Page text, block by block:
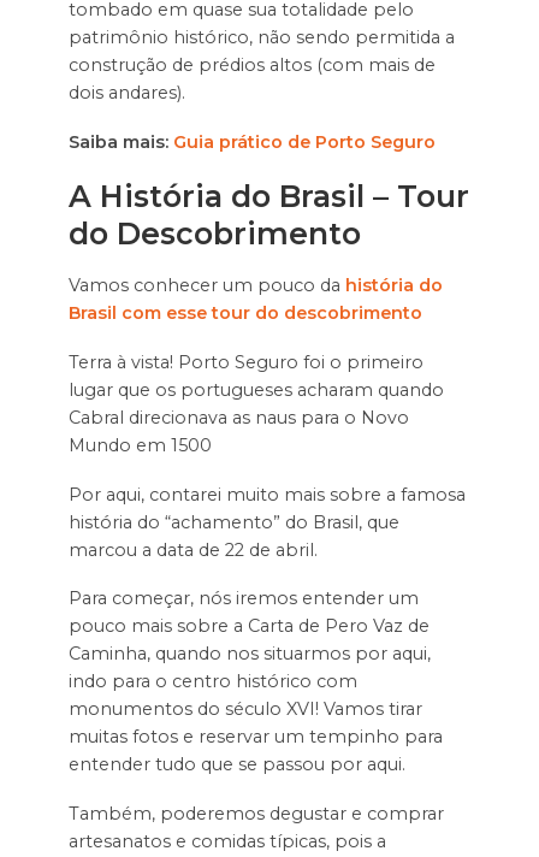
tombado em quase sua totalidade pelo
patrimônio histórico, não sendo permitida a
construção de prédios altos (com mais de
dois andares).
Saiba mais: Guia prático de Porto Seguro
A História do Brasil – Tour
do Descobrimento
Vamos conhecer um pouco da história do
Brasil com esse tour do descobrimento
Terra à vista! Porto Seguro foi o primeiro
lugar que os portugueses acharam quando
Cabral direcionava as naus para o Novo
Mundo em 1500
Por aqui, contarei muito mais sobre a famosa
história do “achamento” do Brasil, que
marcou a data de 22 de abril.
Para começar, nós iremos entender um
pouco mais sobre a Carta de Pero Vaz de
Caminha, quando nos situarmos por aqui,
indo para o centro histórico com
monumentos do século XVI! Vamos tirar
muitas fotos e reservar um tempinho para
entender tudo que se passou por aqui.
Também, poderemos degustar e comprar
artesanatos e comidas típicas, pois a